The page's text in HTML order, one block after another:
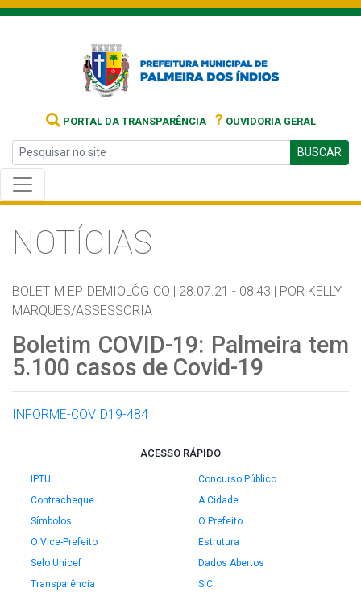
PORTAL DA TRANSPARÊNCIA ? OUVIDORIA GERAL
BUSCAR
NOTÍCIAS
BOLETIM EPIDEMIOLÓGICO | 28.07.21 - 08:43 | POR KELLY
MARQUES/ASSESSORIA
Boletim COVID-19: Palmeira tem
5.100 casos de Covid-19
INFORME-COVID19-484
ACESSO RÁPIDO
IPTU
Concurso Público
Contracheque
A Cidade
Símbolos
O Prefeito
O Vice-Prefeito
Estrutura
Selo Unicef
Dados Abertos
Transparência
SIC